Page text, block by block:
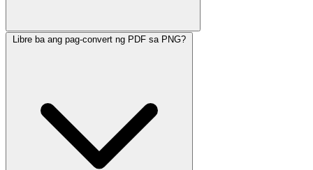
Libre ba ang pag-convert ng PDF sa PNG?